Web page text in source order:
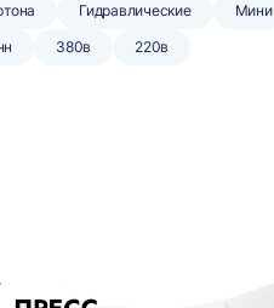
Гидравлические
Мини
380в 220в